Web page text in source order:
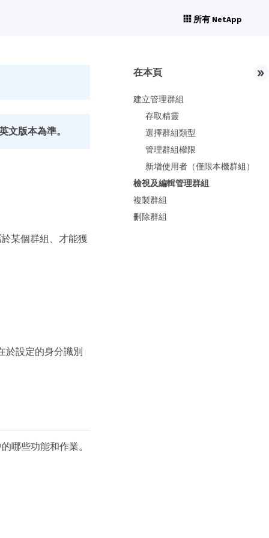
所有 NetApp
文版本為準。
某個群組、才能獲
於設定的身分識別
哪些功能和作業。
在本頁
建立管理群組
存取精靈
選擇群組類型
管理群組權限
新增使用者（僅限本機群組）
檢視及編輯管理群組
複製群組
刪除群組